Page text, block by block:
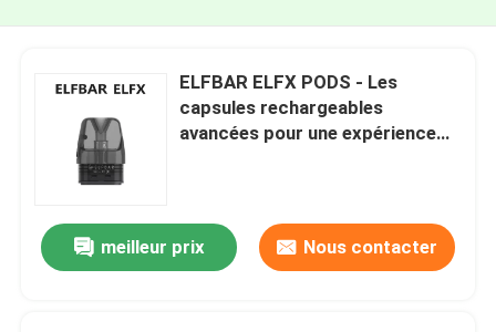
ELFBAR ELFX PODS - Les
capsules rechargeables
avancées pour une expérience
meilleur prix Nous contacter